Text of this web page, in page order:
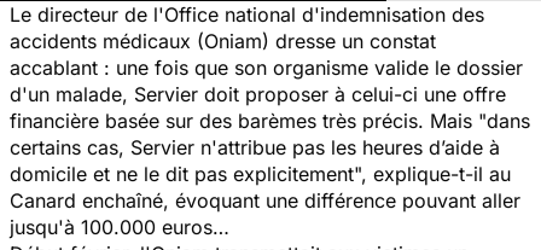
Le directeur de l'Office national d'indemnisation des
accidents médicaux (Oniam) dresse un constat
accablant : une fois que son organisme valide le dossier
d'un malade, Servier doit proposer à celui-ci une offre
financière basée sur des barèmes très précis. Mais "dans
certains cas, Servier n'attribue pas les heures d’aide à
domicile et ne le dit pas explicitement", explique-t-il au
Canard enchaîné, évoquant une différence pouvant aller
jusqu'à 100.000 euros…